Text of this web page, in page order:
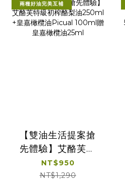
兩種好油完美互補
【雙油生活提案搶
先體驗】艾酪芙特
級初榨酪梨油
250ml +皇嘉橄欖
NT$950
NT$1,290